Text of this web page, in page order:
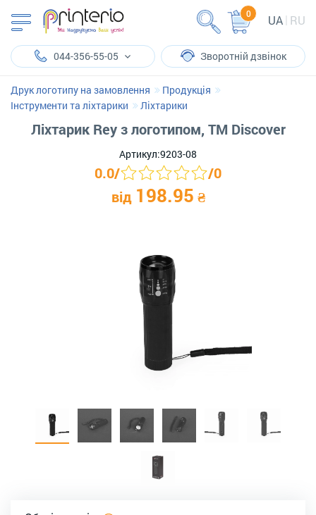
UA RU
0
044-356-55-05 Зворотній дзвінок
Друк логотипу на замовлення
Продукція
Інструменти та ліхтарики
Ліхтарики
Ліхтарик Rey з логотипом, TM Discover
Артикул:9203-08
0.0/ /0
від 198.95 ₴